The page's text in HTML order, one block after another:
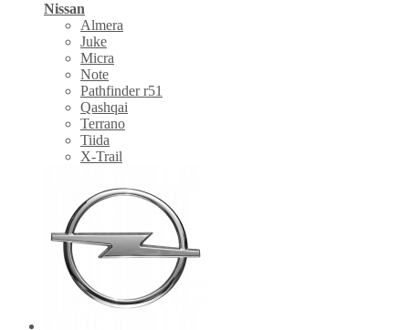
Nissan
Almera
Juke
Micra
Note
Pathfinder r51
Qashqai
Terrano
Tiida
X-Trail